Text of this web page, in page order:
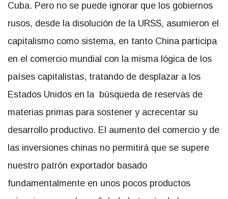
Cuba. Pero no se puede ignorar que los gobiernos
rusos, desde la disolución de la URSS, asumieron el
capitalismo como sistema, en tanto China participa
en el comercio mundial con la misma lógica de los
países capitalistas, tratando de desplazar a los
Estados Unidos en la búsqueda de reservas de
materias primas para sostener y acrecentar su
desarrollo productivo. El aumento del comercio y de
las inversiones chinas no permitirá que se supere
nuestro patrón exportador basado
fundamentalmente en unos pocos productos